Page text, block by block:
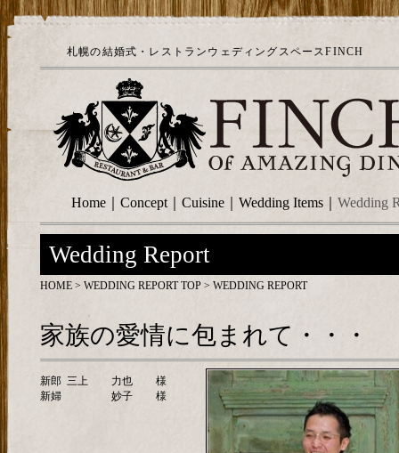
札幌の結婚式・レストランウェディングスペースFINCH
Home Concept Cuisine Wedding Items Wedding
Wedding Report
HOME > WEDDING REPORT TOP > WEDDING REPORT
家族の愛情に包まれて・・・
新郎 三上 力也
様
新婦
妙子 様